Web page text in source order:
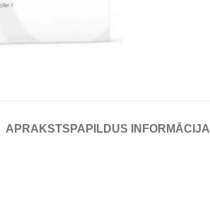
APRAKSTS PAPILDUS INFORMĀCIJA